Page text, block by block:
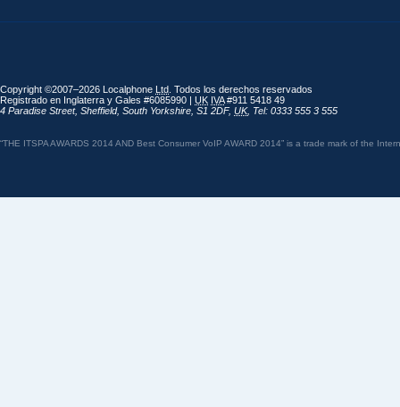
Copyright ©2007–2026 Localphone Ltd . Todos los derechos reservados
Registrado en Inglaterra y Gales #6085990 | UK IVA#911 5418 49
4 Paradise Street, Sheffield, South Yorkshire S1 2DF, UK, Tel: 0333 555 3 555
“THE ITSPA AWARDS 2014 AND Best Consumer VoIP AWARD 2014” is a trade mark of the